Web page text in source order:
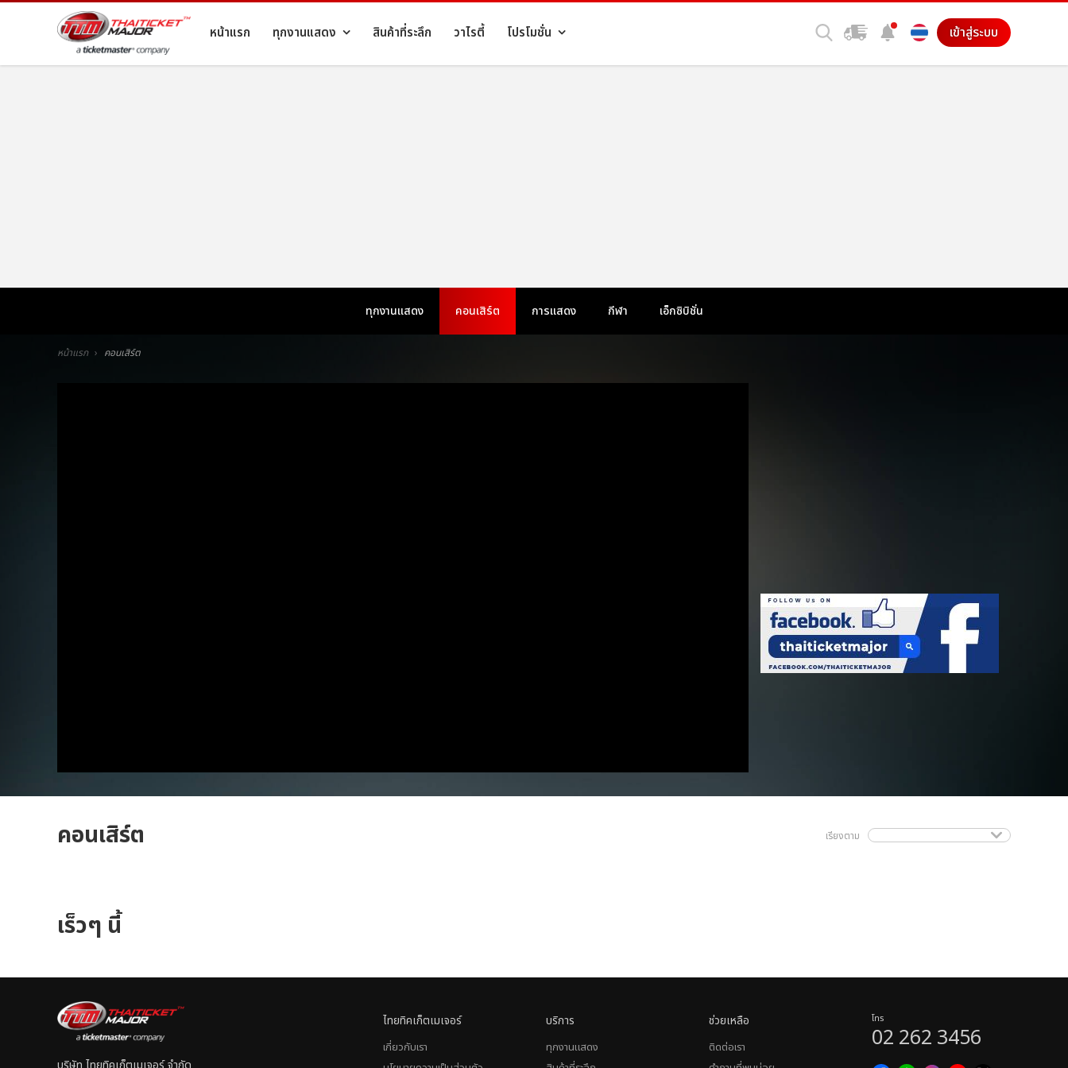
หน้าแรก ทุกงานแสดง สินค้าที่ระลึก วาไรตี้ โปรโมชั่น เข้าสู่ระบบ
ทุกงานแสดง คอนเสิร์ต การแสดง กีฬา เอ็กซิบิชั่น
หน้าแรก คอนเสิร์ต
คอนเสิร์ต เรียงตาม
เร็วๆ นี้
ไทยทิคเก็ตเมเจอร์
เกี่ยวกับเรา
บริการ
ทุกงานแสดง
ช่วยเหลือ
ติดต่อเรา
โทร
02 262 3456